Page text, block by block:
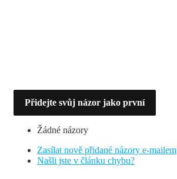
Přidejte svůj názor jako první
Žádné názory
Zasílat nově přidané názory e-mailem
Našli jste v článku chybu?